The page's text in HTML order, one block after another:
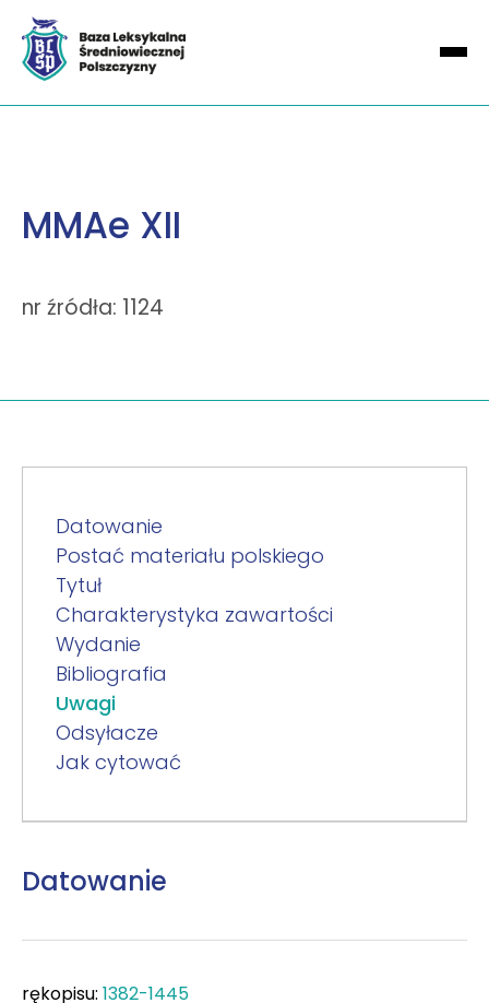
MMAe XII
nr źródła: 1124
Datowanie
Postać materiału polskiego
Tytuł
Charakterystyka zawartości
Wydanie
Bibliografia
Uwagi
Odsyłacze
Jak cytować
Datowanie
rękopisu: 1382-1445